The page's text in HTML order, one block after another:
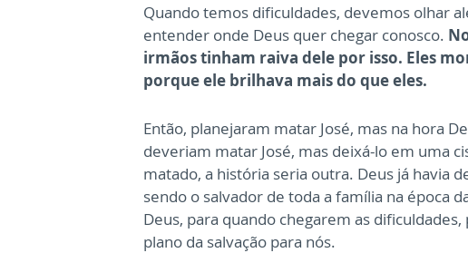
Quando temos dificuldades, devemos olhar
entender onde Deus quer chegar conosco.
irmãos tinham raiva dele por isso. Eles
porque ele brilhava mais do que eles.
Então, planejaram matar José, mas na hora
deveriam matar José, mas deixá-lo em uma
matado, a história seria outra. Deus já havia
sendo o salvador de toda a família na época
Deus, para quando chegarem as
plano da salvação para nós.